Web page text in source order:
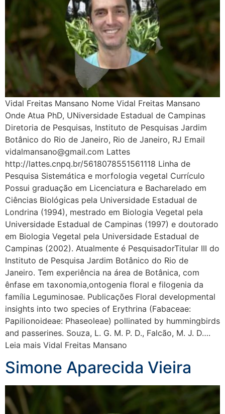
Vidal Freitas Mansano Nome Vidal Freitas Mansano
Onde Atua PhD, UNiversidade Estadual de Campinas
Diretoria de Pesquisas, Instituto de Pesquisas Jardim
Botânico do Rio de Janeiro, Rio de Janeiro, RJ Email
vidalmansano@gmail.com Lattes
http://lattes.cnpq.br/5618078551561118 Linha de
Pesquisa Sistemática e morfologia vegetal Currículo
Possui graduação em Licenciatura e Bacharelado em
Ciências Biológicas pela Universidade Estadual de
Londrina (1994), mestrado em Biologia Vegetal pela
Universidade Estadual de Campinas (1997) e doutorado
em Biologia Vegetal pela Universidade Estadual de
Campinas (2002). Atualmente é PesquisadorTitular III do
Instituto de Pesquisa Jardim Botânico do Rio de
Janeiro. Tem experiência na área de Botânica, com
ênfase em taxonomia,ontogenia floral e filogenia da
família Leguminosae. Publicações Floral developmental
insights into two species of Erythrina (Fabaceae:
Papilionoideae: Phaseoleae) pollinated by hummingbirds
and passerines. Souza, L. G. M. P. D., Falcão, M. J. D….
Leia mais Vidal Freitas Mansano
Simone Aparecida Vieira